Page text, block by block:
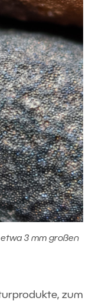
3 mm großen
zum